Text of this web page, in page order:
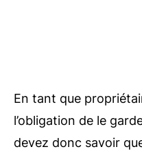
En tant que
l’obligation de le
devez donc savoir